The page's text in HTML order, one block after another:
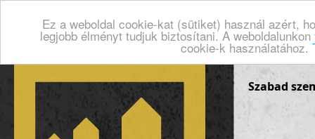
Ez a weboldal cookie-kat (sütiket) használ azért,
legjobb élményt tudjuk biztosítani. A
cookie-k használatához.
Szabad